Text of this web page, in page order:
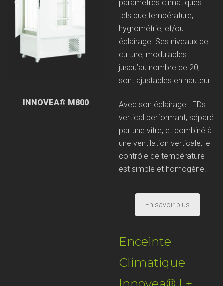
INNOVEA® M800
paramètres climatiques
tels que température,
hygrométrie, et/ou
éclairage. Ses niveaux de
culture, modulables
jusqu’au nombre de 20,
sont ajustables en hauteur.
Avec son éclairage LEDs
vertical performant, séparé
par une vitre, et combiné à
une ventilation verticale, le
contrôle de température
est simple et homogène.
En savoir plus
Enceinte
Climatique
Innovea® L+